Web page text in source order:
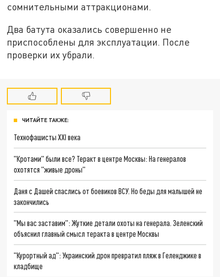
сомнительными аттракционами.
Два батута оказались совершенно не
приспособлены для эксплуатации. После
проверки их убрали.
ЧИТАЙТЕ ТАКЖЕ:
Технофашисты XXI века
"Кротами" были все? Теракт в центре Москвы: На генералов
охотятся "живые дроны"
Даня с Дашей спаслись от боевиков ВСУ. Но беды для малышей не
закончились
"Мы вас заставим": Жуткие детали охоты на генерала. Зеленский
объяснил главный смысл теракта в центре Москвы
"Курортный ад": Украинский дрон превратил пляж в Геленджике в
кладбище